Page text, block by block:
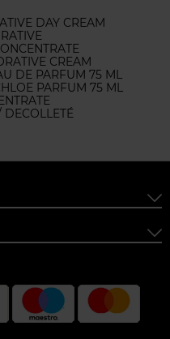
DAY CREAM
CREAM
DE PARFUM 75 ML
PARFUM 75 ML